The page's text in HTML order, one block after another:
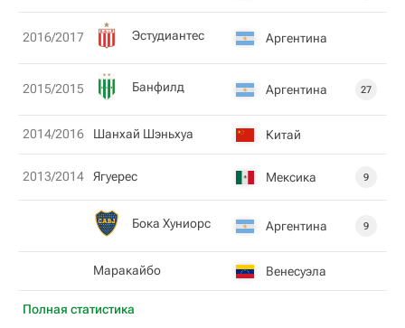
Полная статистика
2016/2017 Эстудиантес Аргентина
2015/2015 Банфилд Аргентина 27
2014/2016 Шанхай Шэньхуа Китай
2013/2014 Ягуерес Мексика 9
Бока Хуниорс Аргентина 9
Маракайбо Венесуэла